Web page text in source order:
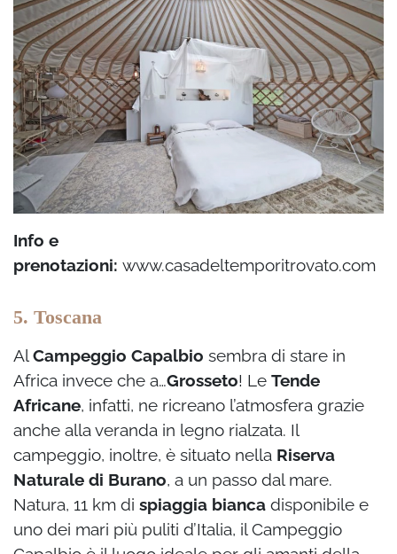
Info e
prenotazioni: www.casadeltemporitrovato.com
5. Toscana
AlCampeggio Capalbio sembra di stare in
Africa invece che a…Grosseto! Le Tende
Africane, infatti, ne ricreano l’atmosfera grazie
anche alla veranda in legno rialzata. Il
campeggio, inoltre, è situato nella Riserva
Naturale di Burano, a un passo dal mare.
Natura, 11 km di spiaggia bianca disponibile e
uno dei mari più puliti d’Italia, il Campeggio